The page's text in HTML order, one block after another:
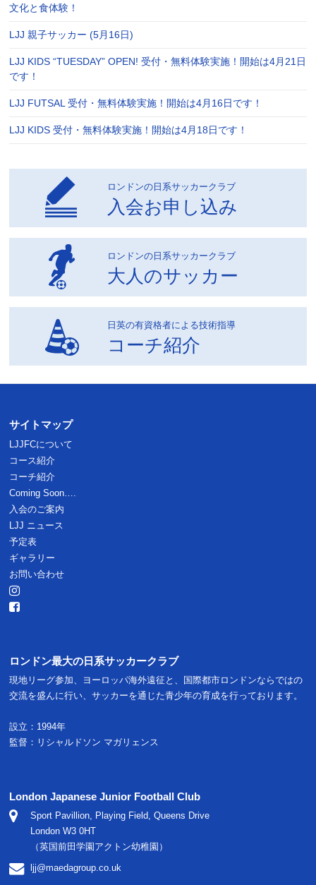
文化と食体験！
LJJ 親子サッカー (5月16日)
LJJ KIDS “TUESDAY” OPEN! 受付・無料体験実施！開始は4月21日
です！
LJJ FUTSAL 受付・無料体験実施！開始は4月16日です！
LJJ KIDS 受付・無料体験実施！開始は4月18日です！
ロンドンの日系サッカークラブ
入会お申し込み
ロンドンの日系サッカークラブ
大人のサッカー
日英の有資格者による技術指導
コーチ紹介
サイトマップ
LJJFCについて
コース紹介
コーチ紹介
Coming Soon….
入会のご案内
LJJ ニュース
予定表
ギャラリー
お問い合わせ
ロンドン最大の日系サッカークラブ
現地リーグ参加、ヨーロッパ海外遠征と、国際都市ロンドンならではの
交流を盛んに行い、サッカーを通じた青少年の育成を行っております。
設立：1994年
監督：リシャルドソン マガリェンス
London Japanese Junior Football Club
Sport Pavillion, Playing Field, Queens Drive
London W3 0HT
（英国前田学園アクトン幼稚園）
ljj@maedagroup.co.uk